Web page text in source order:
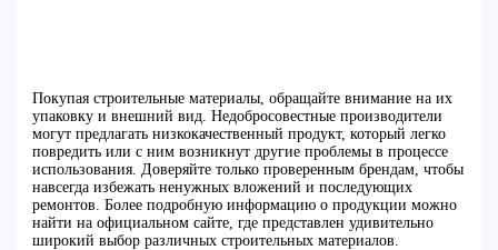
Покупая строительные материалы, обращайте внимание на их
упаковку и внешний вид. Недобросовестные производители
могут предлагать низкокачественный продукт, который легко
повредить или с ним возникнут другие проблемы в процессе
использования. Доверяйте только проверенным брендам, чтобы
навсегда избежать ненужных вложений и последующих
ремонтов. Более подробную информацию о продукции можно
найти на официальном сайте, где представлен удивительно
широкий выбор различных строительных материалов.